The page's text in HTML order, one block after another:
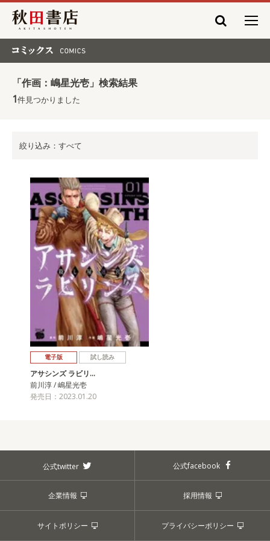
秋田書店
「作画：嶋星光壱」検索結果
1件見つかりました
絞り込み：すべて
電子版 試し読み
アサシンズ ラビリ…
前川淳 / 嶋星光壱
発売日：2023.01.20
公式twitter 公式facebook
企業情報 採用情報
サイトポリシー プライバシーポリシー